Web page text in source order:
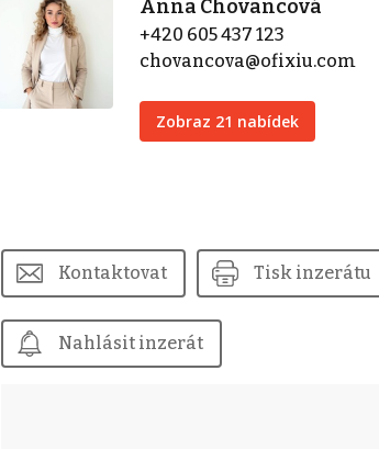
Anna Chovancová
+420 605 437 123
chovancova@ofixiu.com
Zobraz 21 nabídek
Kontaktovat Tisk inzerátu
Nahlásit inzerát